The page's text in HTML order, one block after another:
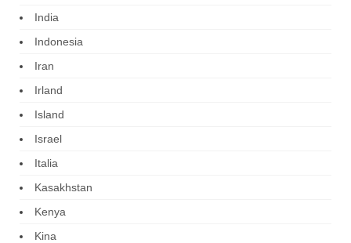
India
Indonesia
Iran
Irland
Island
Israel
Italia
Kasakhstan
Kenya
Kina